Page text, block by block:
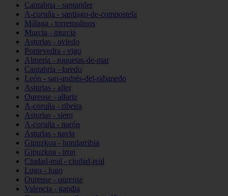
Cantabria - santander
A-coruña - santiago-de-compostela
Málaga - torremolinos
Murcia - murcia
Asturias - oviedo
Pontevedra - vigo
Almería - roquetas-de-mar
Cantabria - laredo
León - san-andrés-del-rabanedo
Asturias - aller
Ourense - allariz
A-coruña - ribeira
Asturias - siero
A-coruña - narón
Asturias - navia
Gipuzkoa - hondarribia
Gipuzkoa - irun
Ciudad-real - ciudad-real
Lugo - lugo
Ourense - ourense
Valencia - gandia